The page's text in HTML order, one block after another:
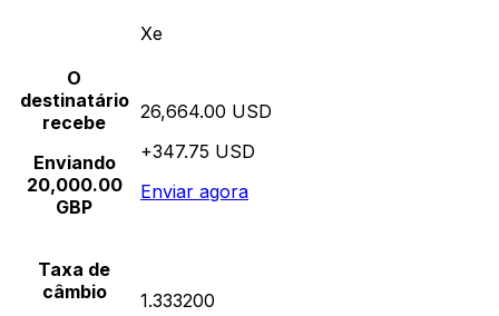
Xe
O
destinatário
recebe
Enviando
20,000.00
GBP
26,664.00 USD
+347.75 USD
Enviar agora
Taxa de
câmbio
1.333200